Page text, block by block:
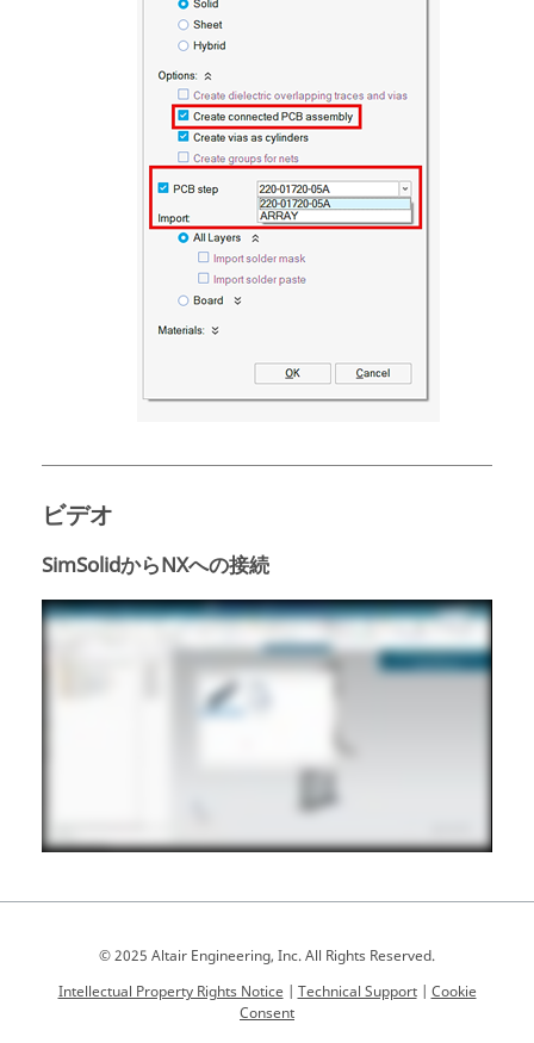
ビデオ
SimSolidからNXへの接続
© 2025 Altair Engineering, Inc. All Rights Reserved.
Intellectual Property Rights Notice | Technical Support| Cookie
Consent